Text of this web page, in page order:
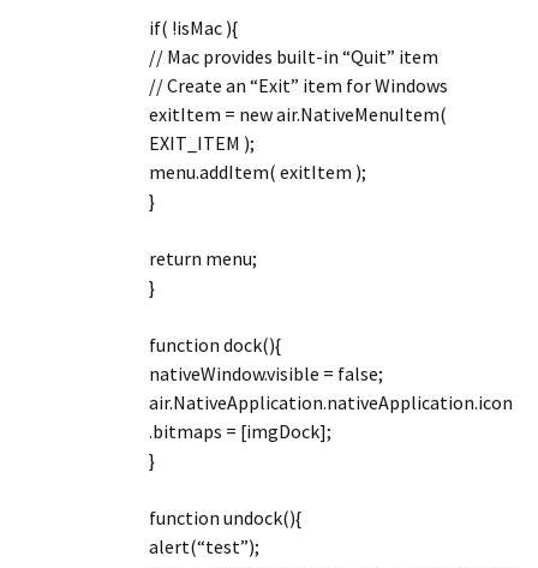
if( !isMac ){
// Mac provides built-in “Quit” item
// Create an “Exit” item for Windows
exitItem = new air.NativeMenuItem(
EXIT_ITEM );
menu.addItem( exitItem );
}
return menu;
}
function dock(){
nativeWindow.visible = false;
air.NativeApplication.nativeApplication.icon
.bitmaps = [imgDock];
}
function undock(){
alert(“test”);